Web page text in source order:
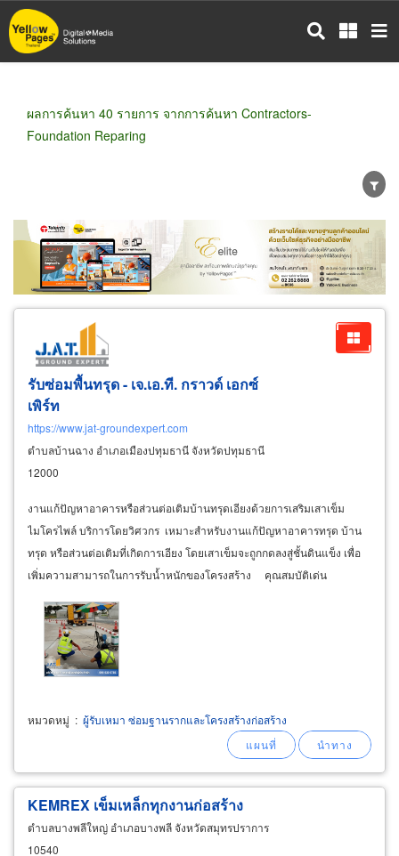
ข้าม
ไป
ผลการค้นหา 40 รายการ จากการค้นหา Contractors-
Foundation Reparing
ขายส่ง ขายปลีก ผู้ผลิต
ตัวแทนจัดจำหน่าย
ผู้ส่งออก/นำเข้า
ธุรกิจบริการ
รับซ่อมพื้นทรุด - เจ.เอ.ที. กราวด์ เอกซ์
เพิร์ท
https://www.jat-groundexpert.com
ตำบลบ้านฉาง อำเภอเมืองปทุมธานี จังหวัดปทุมธานี
12000
งานแก้ปัญหาอาคารหรือส่วนต่อเติมบ้านทรุดเอียงด้วยการเสริมเสาเข็ม
ไมโครไพล์ บริการโดยวิศวกร เหมาะสำหรับงานแก้ปัญหาอาคารทรุด บ้าน
ทรุด หรือส่วนต่อเติมที่เกิดการเอียง โดยเสาเข็มจะถูกกดลงสู่ชั้นดินแข็ง เพื่อ
เพิ่มความสามารถในการรับน้ำหนักของโครงสร้าง คุณสมบัติเด่น
หมวดหมู่ : ผู้รับเหมา ซ่อมฐานรากและโครงสร้างก่อสร้าง
KEMREX เข็มเหล็กทุกงานก่อสร้าง
ตำบลบางพลีใหญ่ อำเภอบางพลี จังหวัดสมุทรปราการ
10540